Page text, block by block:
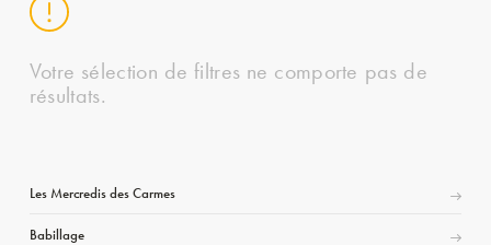
Votre sélection de filtres ne comporte pas de
résultats.
Les Mercredis des Carmes
Babillage